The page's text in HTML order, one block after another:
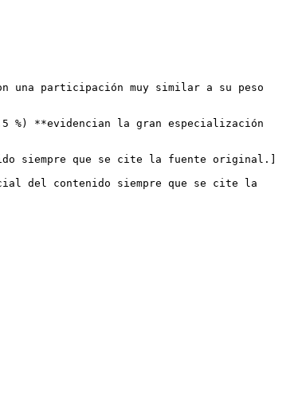
participación muy similar a su peso
%) **evidencian la gran especialización
siempre que se cite la fuente original.]
del contenido siempre que se cite la